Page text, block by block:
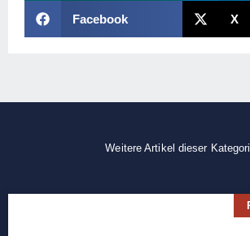
Facebook X
Weitere Artikel dieser